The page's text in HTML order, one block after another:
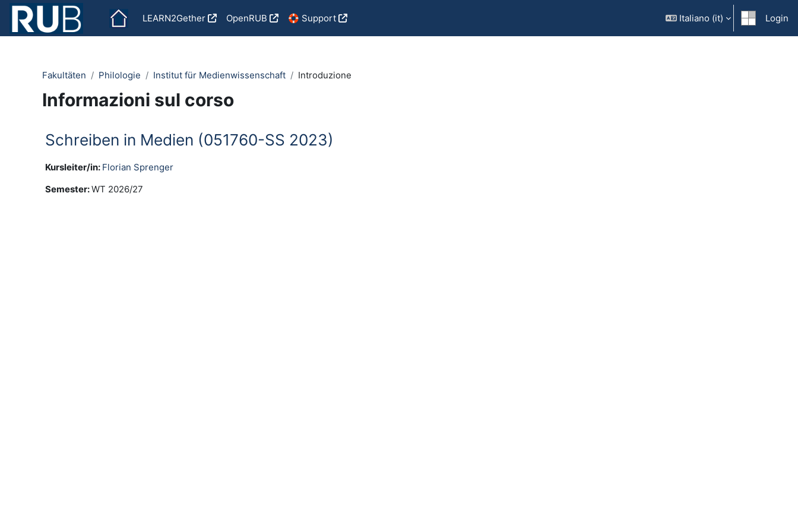
Vai al contenuto principale
LEARN2Gether
OpenRUB 🛟 Support Italiano ‎(it)‎ Login
Fakultäten Philologie Institut für Medienwissenschaft Introduzione
Informazioni sul corso
Schreiben in Medien (051760-SS 2023)
Kursleiter/in: Florian Sprenger
Semester:WT 2026/27